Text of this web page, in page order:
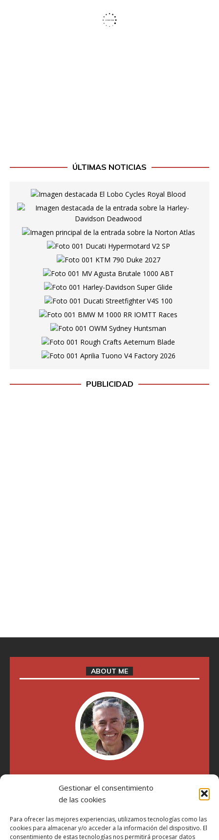
Gestionar el consentimiento
de las cookies
Para ofrecer las mejores experiencias, utilizamos tecnologías como las
cookies para almacenar y/o acceder a la información del dispositivo. El
consentimiento de estas tecnologías nos permitirá procesar datos
ÚLTIMAS NOTICIAS
PUBLICIDAD
ABOUT ME
"Soy Manel Hospido, nací en Valencia en 1969 y desde el
año 2007 he escrito sobre motos en distintos medios.
Millatrece.com es una apuesta por escribir sobre lo que me
participa"